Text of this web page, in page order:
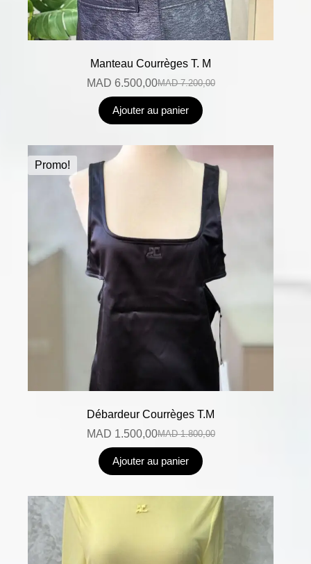
Manteau Courrèges T. M
MAD7.200,00
MAD 6.500,00
Ajouter au panier
Promo!
Débardeur Courrèges T.M
MAD1.800,00
MAD 1.500,00
Ajouter au panier